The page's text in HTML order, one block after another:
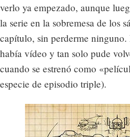
verlo ya empezado, aunque
la serie en la sobremesa de los
capítulo, sin perderme
había vídeo y tan solo pude
cuando se estrenó como
especie de episodio triple).